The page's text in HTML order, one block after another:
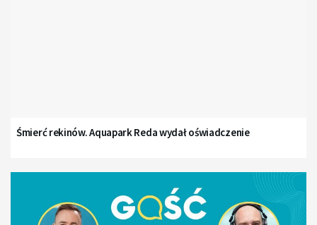
Śmierć rekinów. Aquapark Reda wydał oświadczenie